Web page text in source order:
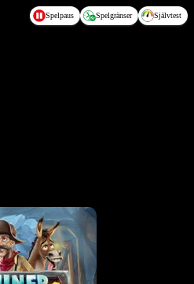
Spelpaus Spelgränser Självtest